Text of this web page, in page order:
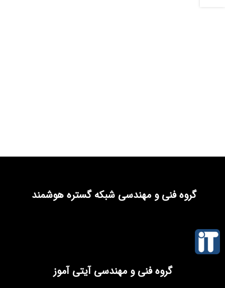
گروه فنی و مهندسی شبکه گستره هوشمند
گروه فنی و مهندسی آیتی آموز